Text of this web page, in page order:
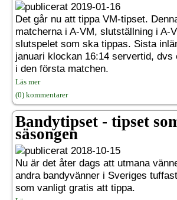
2019-01-16
Det går nu att tippa VM-tipset.
matcherna i A-VM, slutställning i A-
slutspelet som ska tippas. Sista
januari klockan 16:14 servertid, dvs
i den första matchen.
Läs mer
(0) kommentarer
Bandytipset - tipset
säsongen
2018-10-15
Nu är det åter dags att utmana
andra bandyvänner i Sveriges
som vanligt gratis att tippa.